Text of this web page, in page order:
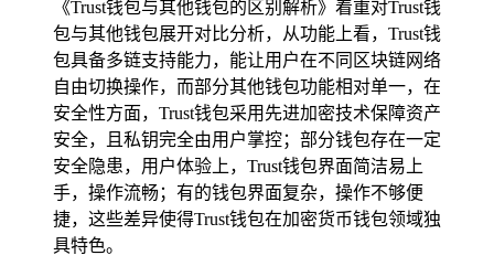
《Trust钱包与其他钱包的区别解析》着重对Trust钱
包与其他钱包展开对比分析，从功能上看，Trust钱
包具备多链支持能力，能让用户在不同区块链网络
自由切换操作，而部分其他钱包功能相对单一，在
安全性方面，Trust钱包采用先进加密技术保障资产
安全，且私钥完全由用户掌控；部分钱包存在一定
安全隐患，用户体验上，Trust钱包界面简洁易上
手，操作流畅；有的钱包界面复杂，操作不够便
捷，这些差异使得Trust钱包在加密货币钱包领域独
具特色。